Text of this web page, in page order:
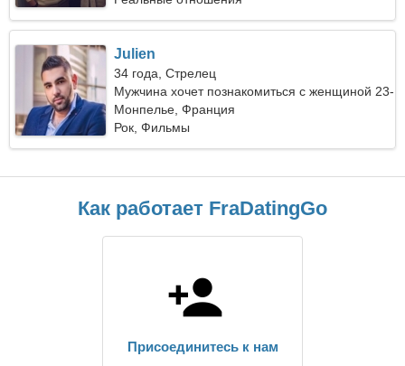
Julien
34 года, Стрелец
Мужчина хочет познакомиться с женщиной 23-
32
Монпелье, Франция
Рок, Фильмы
Как работает FraDatingGo
Присоединитесь к нам